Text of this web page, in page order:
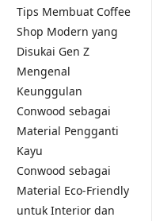
Tips Membuat Coffee
Shop Modern yang
Disukai Gen Z
Mengenal
Keunggulan
Conwood sebagai
Material Pengganti
Kayu
Conwood sebagai
Material Eco-Friendly
untuk Interior dan